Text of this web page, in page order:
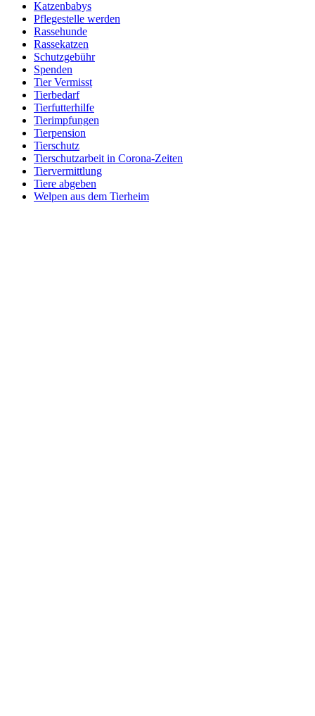
Katzenbabys
Pflegestelle werden
Rassehunde
Rassekatzen
Schutzgebühr
Spenden
Tier Vermisst
Tierbedarf
Tierfutterhilfe
Tierimpfungen
Tierpension
Tierschutz
Tierschutzarbeit in Corona-Zeiten
Tiervermittlung
Tiere abgeben
Welpen aus dem Tierheim